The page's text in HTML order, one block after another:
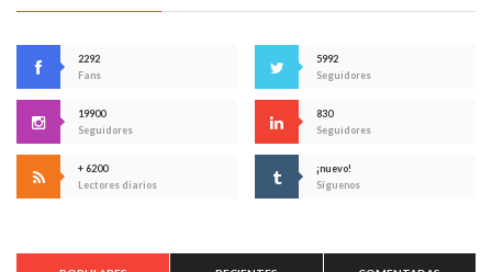
2292
Fans
5992
Seguidores
19900
Seguidores
830
Seguidores
+ 6200
Lectores diarios
¡nuevo!
Síguenos